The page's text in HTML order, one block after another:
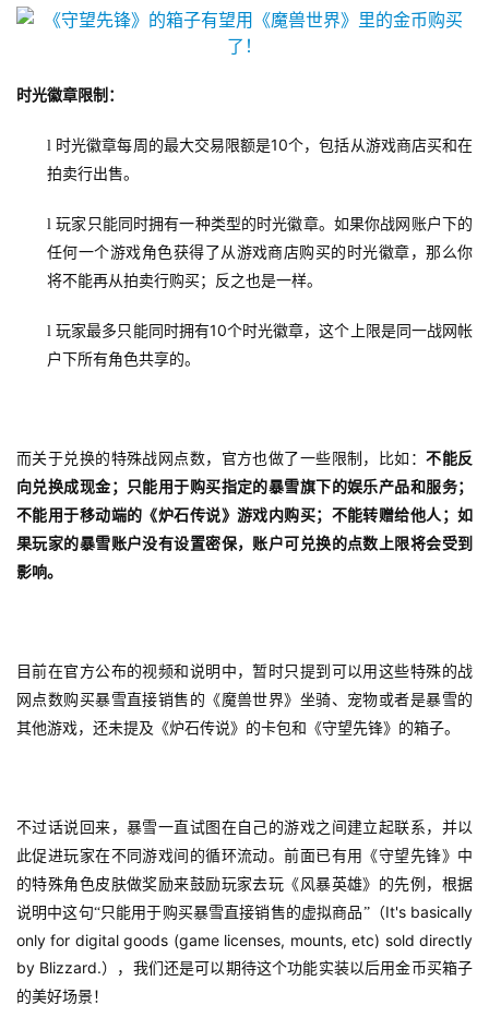
原
游
戏
休
闲
游
2
0
2
5
三
届
金
茶
奖
时光徽章限制：
l 时光徽章每周的最大交易限额是10个，包括从游戏商店买和在
拍卖行出售。
l 玩家只能同时拥有一种类型的时光徽章。如果你战网账户下的
任何一个游戏角色获得了从游戏商店购买的时光徽章，那么你
将不能再从拍卖行购买；反之也是一样。
l 玩家最多只能同时拥有10个时光徽章，这个上限是同一战网帐
户下所有角色共享的。
而关于兑换的特殊战网点数，官方也做了一些限制，比如：不能反
向兑换成现金；只能用于购买指定的暴雪旗下的娱乐产品和服务；
不能用于移动端的《炉石传说》游戏内购买；不能转赠给他人；如
果玩家的暴雪账户没有设置密保，账户可兑换的点数上限将会受到
影响。
目前在官方公布的视频和说明中，暂时只提到可以用这些特殊的战
网点数购买暴雪直接销售的《魔兽世界》坐骑、宠物或者是暴雪的
其他游戏，还未提及《炉石传说》的卡包和《守望先锋》的箱子。
不过话说回来，暴雪一直试图在自己的游戏之间建立起联系，并以
此促进玩家在不同游戏间的循环流动。前面已有用《守望先锋》中
的特殊角色皮肤做奖励来鼓励玩家去玩《风暴英雄》的先例，根据
说明中这句“只能用于购买暴雪直接销售的虚拟商品”（It's basically
only for digital goods (game licenses, mounts, etc) sold directly
by Blizzard.），我们还是可以期待这个功能实装以后用金币买箱子
的美好场景！